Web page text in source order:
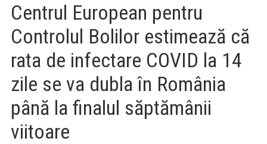
Centrul European pentru
Controlul Bolilor estimează că
rata de infectare COVID la 14
zile se va dubla în România
până la finalul săptămânii
viitoare